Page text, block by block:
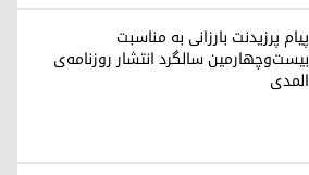
پیام پرزیدنت بارزانی به مناسبت
بیست‌وچهارمین سالگرد انتشار روزنامه‌ی
المدی